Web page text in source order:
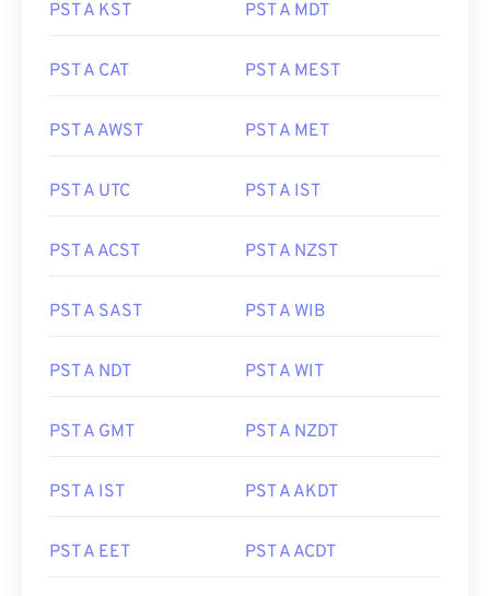
PST A KST PST A MDT
PST A CAT PST A MEST
PST A AWST PST A MET
PST A UTC PST A IST
PST A ACST PST A NZST
PST A SAST PST A WIB
PST A NDT PST A WIT
PST A GMT PST A NZDT
PST A IST PST A AKDT
PST A EET PST A ACDT